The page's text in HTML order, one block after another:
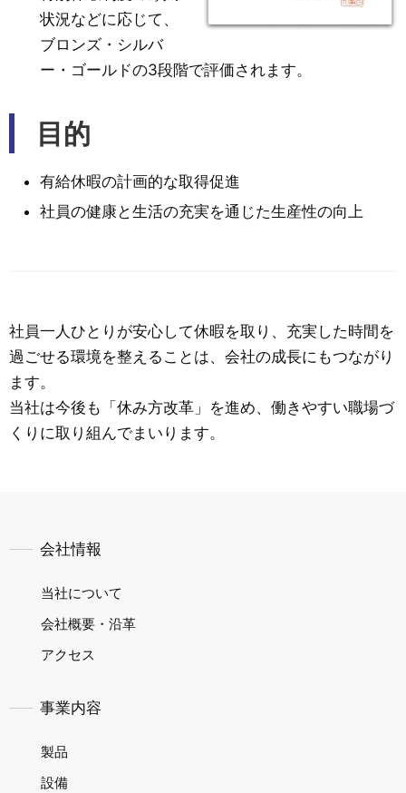
状況などに応じて、
ブロンズ・シルバ
ー・ゴールドの3段階で評価されます。
目的
有給休暇の計画的な取得促進
社員の健康と生活の充実を通じた生産性の向上
社員一人ひとりが安心して休暇を取り、充実した時間を
過ごせる環境を整えることは、会社の成長にもつながり
ます。
当社は今後も「休み方改革」を進め、働きやすい職場づ
くりに取り組んでまいります。
会社情報
当社について
会社概要・沿革
アクセス
事業内容
製品
設備